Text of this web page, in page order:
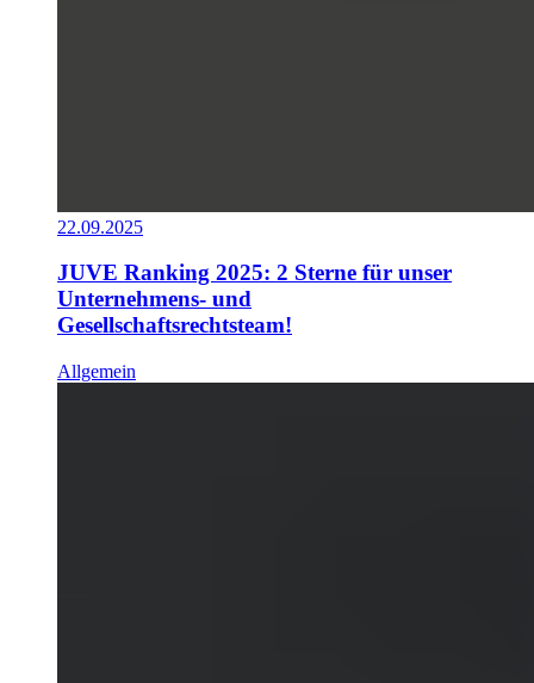
22.09.2025
JUVE Ranking 2025: 2 Sterne für unser
Unternehmens- und
Gesellschaftsrechtsteam!
Allgemein